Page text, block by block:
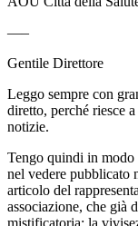
—–
Gentile Direttore
Leggo sempre con
diretto, perché riesce
notizie.
Tengo quindi in modo
nel vedere pubblicato
articolo del
associazione, che già
mistificatoria: la